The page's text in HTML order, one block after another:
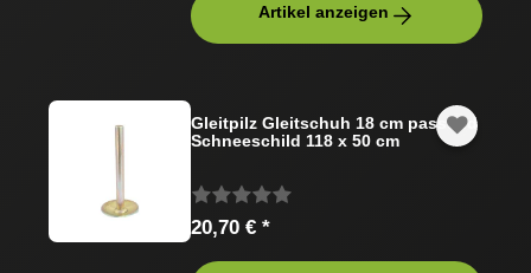
Artikel anzeigen
Gleitpilz Gleitschuh 18 cm passend
Schneeschild 118 x 50 cm
20,70 € *